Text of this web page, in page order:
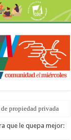
propiedad privada
y adolescentes que
que le quepa mejor: